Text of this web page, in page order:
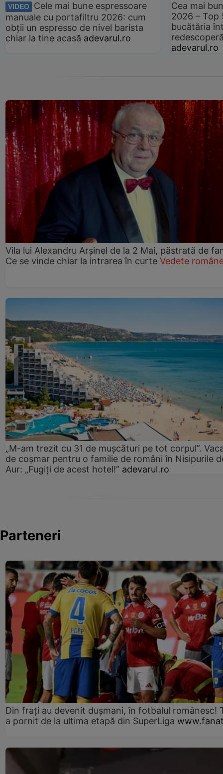
VIDEO
Cele mai bune espressoare
manuale cu portafiltru 2026: cum
obții un espresso de nivel barista
chiar la tine acasă adevarul.ro
Cea mai
2026 –
bucătăria
adevarul.ro
Vila lui Alexandru Arșinel de la 2 Mai, păstrată de
Ce se vinde chiar la intrarea în curte Vedete
„M-am trezit cu 31 de mușcături pe tot corpul”.
de coșmar pentru o familie de români în Nisipurile
Aur: „Fugiți de acest hotel!” adevarul.ro
Parteneri
Din frați au devenit dușmani, în fotbalul românesc!
a pornit de la ultima etapă din SuperLiga